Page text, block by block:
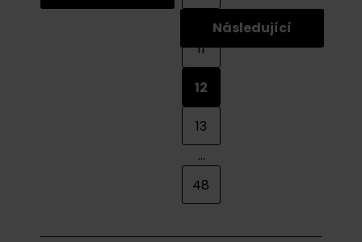
11
12
13
...
48
Následující